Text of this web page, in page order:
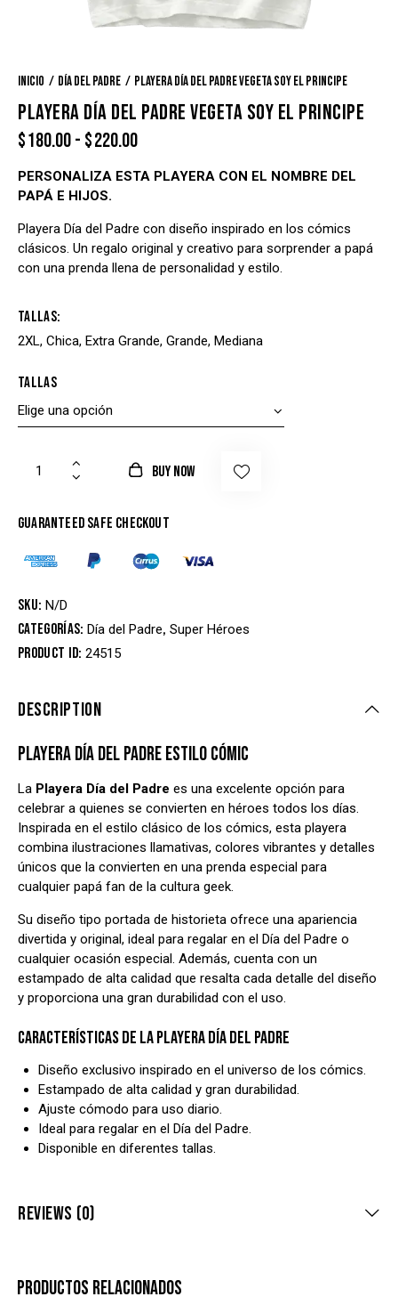
Inicio Día del Padre Playera Día del Padre Vegeta Soy el Principe
PLAYERA DÍA DEL PADRE VEGETA SOY EL PRINCIPE
$180.00- $220.00
PERSONALIZA ESTA PLAYERA CON EL NOMBRE DEL
PAPÁ E HIJOS.
Playera Día del Padre con diseño inspirado en los cómics
clásicos. Un regalo original y creativo para sorprender a papá
con una prenda llena de personalidad y estilo.
Tallas
2XL, Chica, Extra Grande, Grande, Mediana
Tallas
BUY NOW
Guaranteed safe checkout
SKU: N/D
Categorías:Día del Padre, Super Héroes
Product ID:24515
DESCRIPTION
PLAYERA DÍA DEL PADRE ESTILO CÓMIC
La Playera Día del Padre es una excelente opción para
celebrar a quienes se convierten en héroes todos los días.
Inspirada en el estilo clásico de los cómics, esta playera
combina ilustraciones llamativas, colores vibrantes y detalles
únicos que la convierten en una prenda especial para
cualquier papá fan de la cultura geek.
Su diseño tipo portada de historieta ofrece una apariencia
divertida y original, ideal para regalar en el Día del Padre o
cualquier ocasión especial. Además, cuenta con un
estampado de alta calidad que resalta cada detalle del diseño
y proporciona una gran durabilidad con el uso.
CARACTERÍSTICAS DE LA PLAYERA DÍA DEL PADRE
Diseño exclusivo inspirado en el universo de los cómics.
Estampado de alta calidad y gran durabilidad.
Ajuste cómodo para uso diario.
Ideal para regalar en el Día del Padre.
Disponible en diferentes tallas.
REVIEWS (0)
PRODUCTOS RELACIONADOS